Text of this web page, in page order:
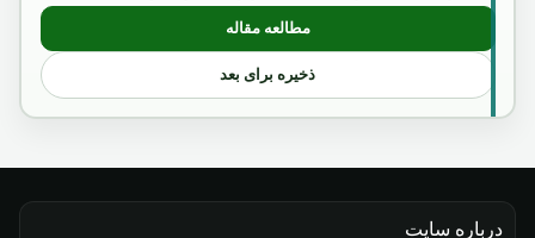
مطالعه مقاله
: آگست2018
ذخیره برای بعد
درباره سایت